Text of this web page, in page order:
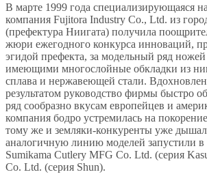
В марте 1999 года специализирующаяся
компания Fujitora Industry Co., Ltd. из
(префектура Ниигата) получила
жюри ежегодного конкурса инноваций,
эгидой префекта, за модельный ряд
имеющими многослойные обкладки из
сплава и нержавеющей стали.
результатом руководство фирмы быстро
ряд сообразно вкусам европейцев и
компания бодро устремилась на
тому же и земляки-конкуренты уже
аналогичную линию моделей запустили в
Sumikama Cutlery MFG Co. Ltd. (серия
Co. Ltd. (серия Shun).